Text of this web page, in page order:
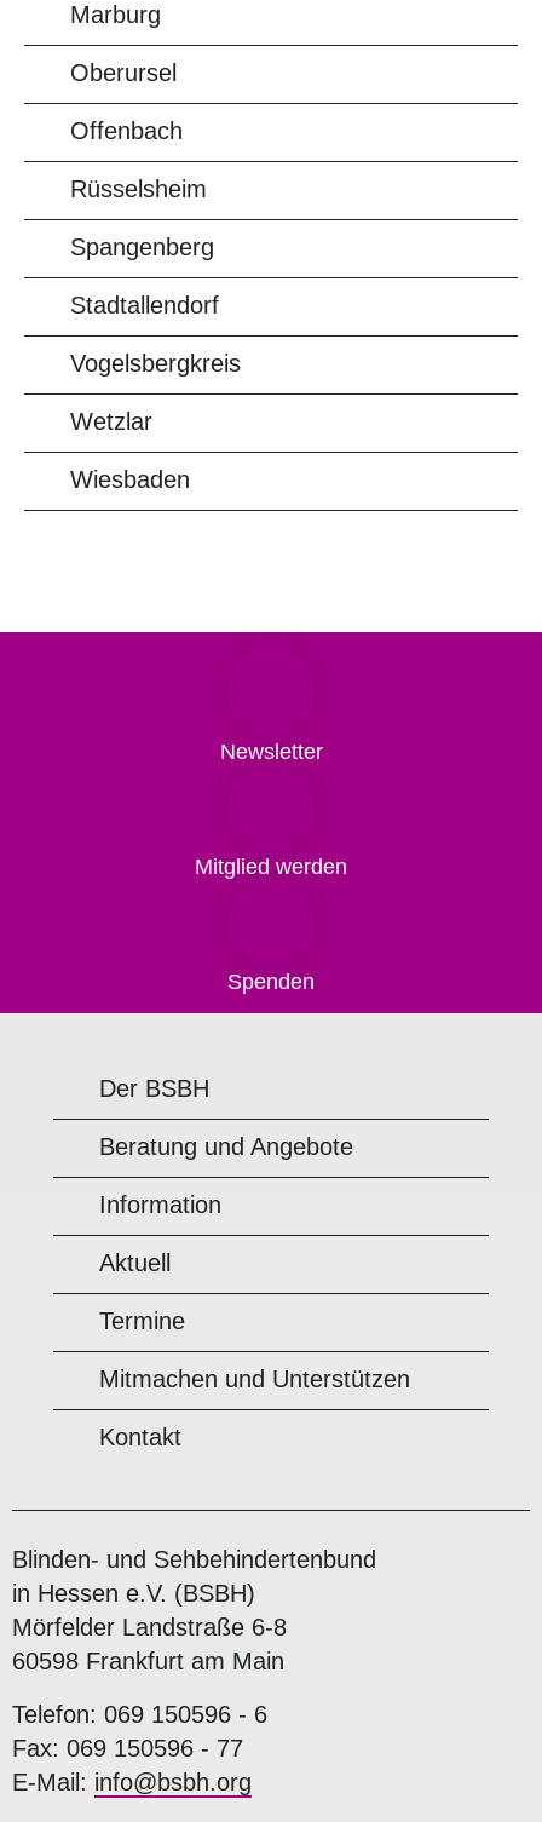
Marburg
Oberursel
Offenbach
Rüsselsheim
Spangenberg
Stadtallendorf
Vogelsbergkreis
Wetzlar
Wiesbaden
Newsletter
Mitglied werden
Spenden
Der BSBH
Beratung und Angebote
Information
Aktuell
Termine
Mitmachen und Unterstützen
Kontakt
Blinden- und Sehbehindertenbund
in Hessen e.V. (BSBH)
Mörfelder Landstraße 6-8
60598 Frankfurt am Main
Telefon: 069 150596 - 6
Fax: 069 150596 - 77
E-Mail: info@bsbh.org